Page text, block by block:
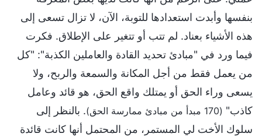
بنفسها وأبدت استعدادها للتوبة، الآن، لا تزال تسعى إلى
هذه الأشياء بعناد. لم تتب أو تتغير على الإطلاق. فكرت
فيما ورد في "مبادئ تحديد القادة والعاملين الكذبة": "كل
من يعمل فقط من أجل المكانة والسمعة والربح، ولا
يسعى وراء الحق أو يمتلك واقع الحق، هو قائد وعامل
كاذب" (170 مبدأ من مبادئ ممارسة الحق)
. بالنظر إلى
سلوك الأخت لي المستمر، من المحتمل أنها كانت قائدة